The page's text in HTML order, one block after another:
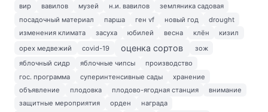
вир
вавилов музей н.и. вавилов
земляника садовая
посадочный материал
парша ген vf новый год
drought
изменения климата
засуха юбилей весна клён
кизил
орех медвежий
covid-19 оценка сортов
зож
яблочный сидр
яблочные чипсы
производство
гос. программа
суперинтенсивные сады
хранение
объявление
плодовка плодово-ягодная станция
внимание
защитные мероприятия
орден
награда